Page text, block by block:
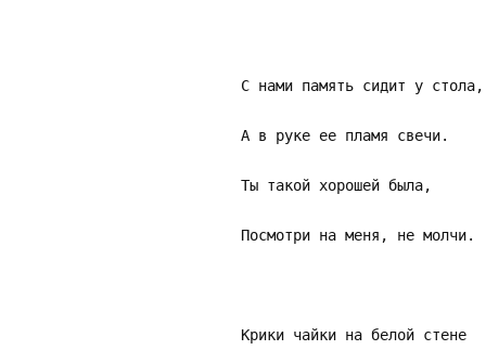
С нами память сидит у стола,
А в руке ее пламя свечи.
Ты такой хорошей была,
Посмотри на меня, не молчи.
Крики чайки на белой стене